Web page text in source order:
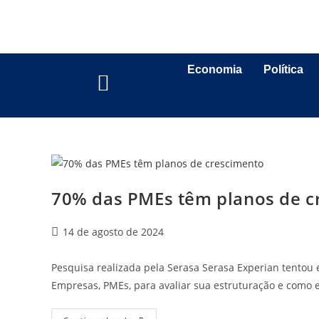
Economia Política
70% das PMEs têm planos de
14 de agosto de 2024
Pesquisa realizada pela Serasa Serasa Experian
Empresas, PMEs, para avaliar sua estruturação e